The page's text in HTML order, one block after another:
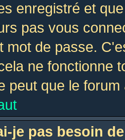
enregistré et
pas vous
mot de passe.
ne fonctionne
peut que le
je pas besoin